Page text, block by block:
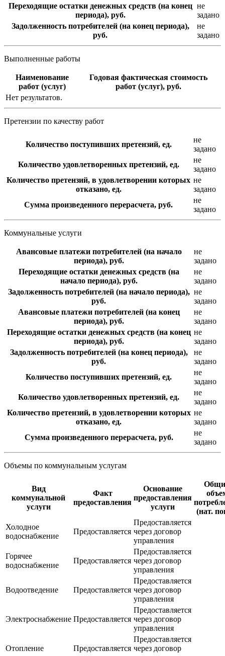
Переходящие остатки денежных средств (на конец
периода), руб.
не
задано
Задолженность потребителей (на конец периода),
руб.
не
задано
Выполненные работы
Наименование
работ (услуг)
Годовая фактическая стоимость
работ (услуг), руб.
Нет результатов.
Претензии по качеству работ
Количество поступивших претензий, ед.
не
задано
Количество удовлетворенных претензий, ед.
не
задано
Количество претензий, в удовлетворении которых
отказано, ед.
не
задано
Сумма произведенного перерасчета, руб.
не
задано
Коммунальные услуги
Авансовые платежи потребителей (на начало
периода), руб.
не
задано
Переходящие остатки денежных средств (на
начало периода), руб.
не
задано
Задолженность потребителей (на начало периода),
руб.
не
задано
Авансовые платежи потребителей (на конец
периода), руб.
не
задано
Переходящие остатки денежных средств (на конец
периода), руб.
не
задано
Задолженность потребителей (на конец периода),
руб.
не
задано
Количество поступивших претензий, ед.
не
задано
Количество удовлетворенных претензий, ед.
не
задано
Количество претензий, в удовлетворении которых
отказано, ед.
не
задано
Сумма произведенного перерасчета, руб.
не
задано
Объемы по коммунальным услугам
Вид
коммунальной
услуги
Факт
предоставления
Основание
предоставления
услуги
(нат.
Холодное
водоснабжение
Предоставляется
Предоставляется
через договор
управления
Горячее
водоснабжение
Предоставляется
Предоставляется
через договор
управления
Водоотведение Предоставляется
Предоставляется
через договор
управления
Электроснабжение Предоставляется
Предоставляется
через договор
управления
Отопление Предоставляется
Предоставляется
через договор